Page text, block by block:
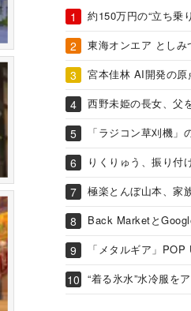
約150万円の“立ち乗
東海オンエア とし
宮本佳林 AI開発の原
西野未姫の長女、父
「ラジコン草刈機」
りくりゅう、振り付
極楽とんぼ山本、家
Back Marketと
「メタルギア」
“着る氷水”水冷服を